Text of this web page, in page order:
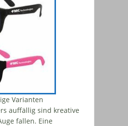
Varianten
auffällig sind kreative
fallen. Eine